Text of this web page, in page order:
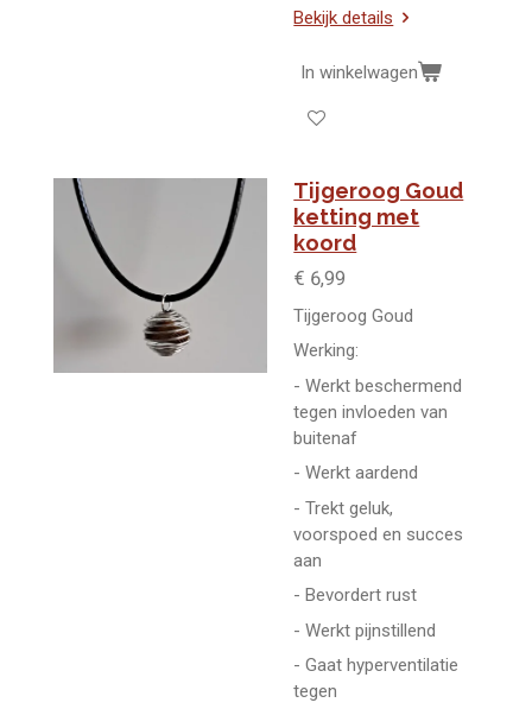
Bekijk details
In winkelwagen
Tijgeroog Goud
ketting met
koord
€ 6,99
Tijgeroog Goud
Werking:
- Werkt beschermend
tegen invloeden van
buitenaf
- Werkt aardend
- Trekt geluk,
voorspoed en succes
aan
- Bevordert rust
- Werkt pijnstillend
- Gaat hyperventilatie
tegen